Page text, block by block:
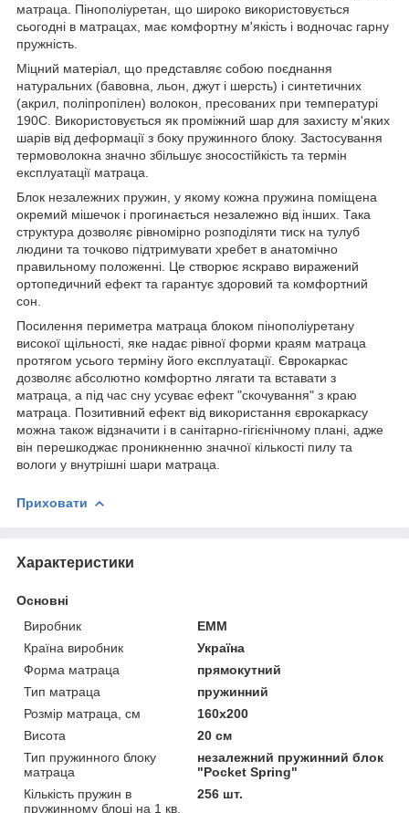
матраца. Пінополіуретан, що широко використовується
сьогодні в матрацах, має комфортну м'якість і водночас гарну
пружність.
Міцний матеріал, що представляє собою поєднання
натуральних (бавовна, льон, джут і шерсть) і синтетичних
(акрил, поліпропілен) волокон, пресованих при температурі
190С. Використовується як проміжний шар для захисту м'яких
шарів від деформації з боку пружинного блоку. Застосування
термоволокна значно збільшує зносостійкість та термін
експлуатації матраца.
Блок незалежних пружин, у якому кожна пружина поміщена
окремий мішечок і прогинається незалежно від інших. Така
структура дозволяє рівномірно розподіляти тиск на тулуб
людини та точково підтримувати хребет в анатомічно
правильному положенні. Це створює яскраво виражений
ортопедичний ефект та гарантує здоровий та комфортний
сон.
Посилення периметра матраца блоком пінополіуретану
високої щільності, яке надає рівної форми краям матраца
протягом усього терміну його експлуатації. Єврокаркас
дозволяє абсолютно комфортно лягати та вставати з
матраца, а під час сну усуває ефект "скочування" з краю
матраца. Позитивний ефект від використання єврокаркасу
можна також відзначити і в санітарно-гігієнічному плані, адже
він перешкоджає проникненню значної кількості пилу та
вологи у внутрішні шари матраца.
Приховати
Характеристики
Основні
Виробник
ЕММ
Країна виробник
Україна
Форма матраца
прямокутний
Тип матраца
пружинний
Розмір матраца, см
160х200
Висота
20 см
Тип пружинного блоку
матраца
незалежний пружинний блок
"Pocket Spring"
Кількість пружин в
пружинному блоці на 1 кв.
256 шт.